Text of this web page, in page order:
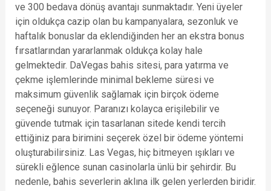
ve 300 bedava dönüş avantajı sunmaktadır. Yeni üyeler
için oldukça cazip olan bu kampanyalara, sezonluk ve
haftalık bonuslar da eklendiğinden her an ekstra bonus
fırsatlarından yararlanmak oldukça kolay hale
gelmektedir. DaVegas bahis sitesi, para yatırma ve
çekme işlemlerinde minimal bekleme süresi ve
maksimum güvenlik sağlamak için birçok ödeme
seçeneği sunuyor. Paranızı kolayca erişilebilir ve
güvende tutmak için tasarlanan sitede kendi tercih
ettiğiniz para birimini seçerek özel bir ödeme yöntemi
oluşturabilirsiniz. Las Vegas, hiç bitmeyen ışıkları ve
sürekli eğlence sunan casinolarla ünlü bir şehirdir. Bu
nedenle, bahis severlerin aklına ilk gelen yerlerden biridir.